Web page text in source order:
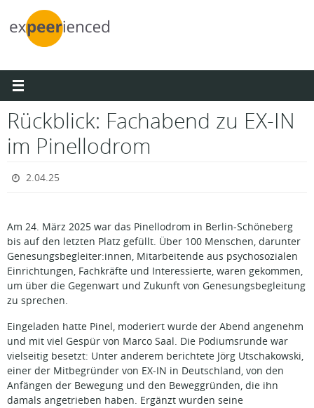
Inhalt
springen
Rückblick: Fachabend zu EX-IN
im Pinellodrom
2.04.25
Am 24. März 2025 war das Pinellodrom in Berlin-Schöneberg
bis auf den letzten Platz gefüllt. Über 100 Menschen, darunter
Genesungsbegleiter:innen, Mitarbeitende aus psychosozialen
Einrichtungen, Fachkräfte und Interessierte, waren gekommen,
um über die Gegenwart und Zukunft von Genesungsbegleitung
zu sprechen.
Eingeladen hatte Pinel, moderiert wurde der Abend angenehm
und mit viel Gespür von Marco Saal. Die Podiumsrunde war
vielseitig besetzt: Unter anderem berichtete Jörg Utschakowski,
einer der Mitbegründer von EX-IN in Deutschland, von den
Anfängen der Bewegung und den Beweggründen, die ihn
damals angetrieben haben. Ergänzt wurden seine